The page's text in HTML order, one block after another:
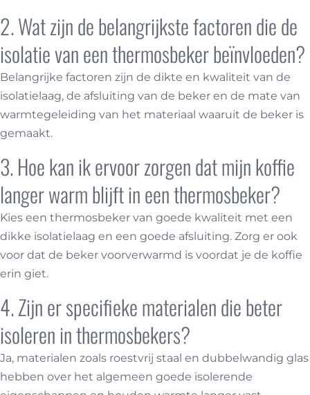
2. Wat zijn de belangrijkste factoren die de
isolatie van een thermosbeker beïnvloeden?
Belangrijke factoren zijn de dikte en kwaliteit van de
isolatielaag, de afsluiting van de beker en de mate van
warmtegeleiding van het materiaal waaruit de beker is
gemaakt.
3. Hoe kan ik ervoor zorgen dat mijn koffie
langer warm blijft in een thermosbeker?
Kies een thermosbeker van goede kwaliteit met een
dikke isolatielaag en een goede afsluiting. Zorg er ook
voor dat de beker voorverwarmd is voordat je de koffie
erin giet.
4. Zijn er specifieke materialen die beter
isoleren in thermosbekers?
Ja, materialen zoals roestvrij staal en dubbelwandig glas
hebben over het algemeen goede isolerende